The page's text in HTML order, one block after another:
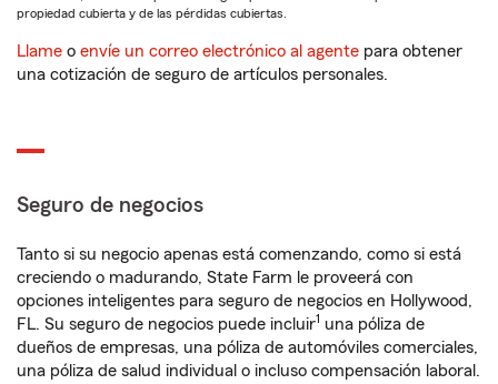
propiedad cubierta y de las pérdidas cubiertas.
Llame o envíe un correo electrónico al agente para obtener
una cotización de seguro de artículos personales.
Seguro de negocios
Tanto si su negocio apenas está comenzando, como si está
creciendo o madurando, State Farm le proveerá con
opciones inteligentes para seguro de negocios en Hollywood,
FL. Su seguro de negocios puede incluir1 una póliza de
dueños de empresas, una póliza de automóviles comerciales,
una póliza de salud individual o incluso compensación laboral.